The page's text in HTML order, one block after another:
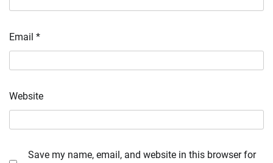
Email *
Website
Save my name, email, and website in this browser for